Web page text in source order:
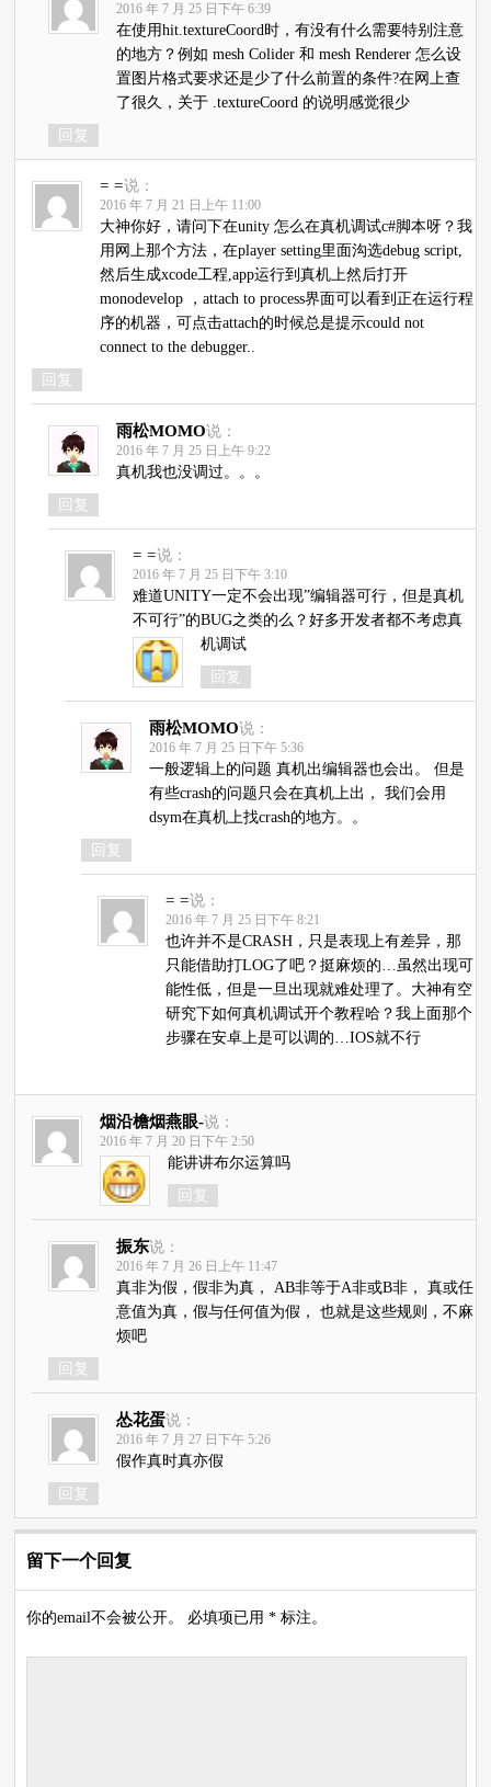
2016 年 7 月 25 日下午 6:39
在使用hit.textureCoord时，有没有什么需要特别注意
的地方？例如 mesh Colider 和 mesh Renderer 怎么设
置图片格式要求还是少了什么前置的条件?在网上查
了很久，关于 .textureCoord 的说明感觉很少
回复
= =说：
2016 年 7 月 21 日上午 11:00
大神你好，请问下在unity 怎么在真机调试c#脚本呀？我
用网上那个方法，在player setting里面沟选debug script,
然后生成xcode工程,app运行到真机上然后打开
monodevelop ，attach to process界面可以看到正在运行程
序的机器，可点击attach的时候总是提示could not
connect to the debugger..
回复
雨松MOMO说：
2016 年 7 月 25 日上午 9:22
真机我也没调过。。。
回复
= =说：
2016 年 7 月 25 日下午 3:10
难道UNITY一定不会出现”编辑器可行，但是真机
不可行”的BUG之类的么？好多开发者都不考虑真
机调试
回复
雨松MOMO说：
2016 年 7 月 25 日下午 5:36
一般逻辑上的问题 真机出编辑器也会出。 但是
有些crash的问题只会在真机上出， 我们会用
dsym在真机上找crash的地方。。
回复
= =说：
2016 年 7 月 25 日下午 8:21
也许并不是CRASH，只是表现上有差异，那
只能借助打LOG了吧？挺麻烦的…虽然出现可
能性低，但是一旦出现就难处理了。大神有空
研究下如何真机调试开个教程哈？我上面那个
步骤在安卓上是可以调的…IOS就不行
烟沿檐烟燕眼-说：
2016 年 7 月 20 日下午 2:50
能讲讲布尔运算吗
回复
振东说：
2016 年 7 月 26 日上午 11:47
真非为假，假非为真， AB非等于A非或B非， 真或任
意值为真，假与任何值为假， 也就是这些规则，不麻
烦吧
回复
怂花蛋说：
2016 年 7 月 27 日下午 5:26
假作真时真亦假
回复
留下一个回复
你的email不会被公开。 必填项已用 * 标注。